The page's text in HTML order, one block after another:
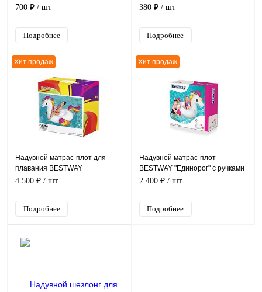
183х76см, до 100кг, 3 цвета,
700 ₽ / шт
Подробнее
силикон от 14 лет
380 ₽ / шт
Подробнее
Хит продаж
Надувной матрас-плот для
плавания BESTWAY
"ЕДИНОРОГ" с ручками
4 500 ₽ / шт
Подробнее
Хит продаж
Надувной матрас-плот
BESTWAY "Единорог" с ручками
155х119 см,, до 45кг, от 3 лет,
2 400 ₽ / шт
Подробнее